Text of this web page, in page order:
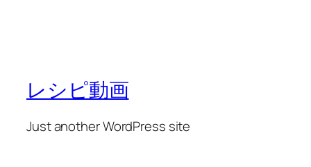
レシピ動画
Just another WordPress site